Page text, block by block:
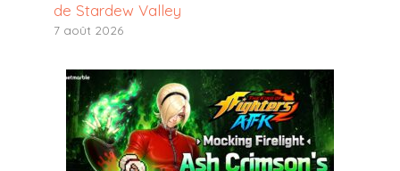
de Stardew Valley
7 août 2026